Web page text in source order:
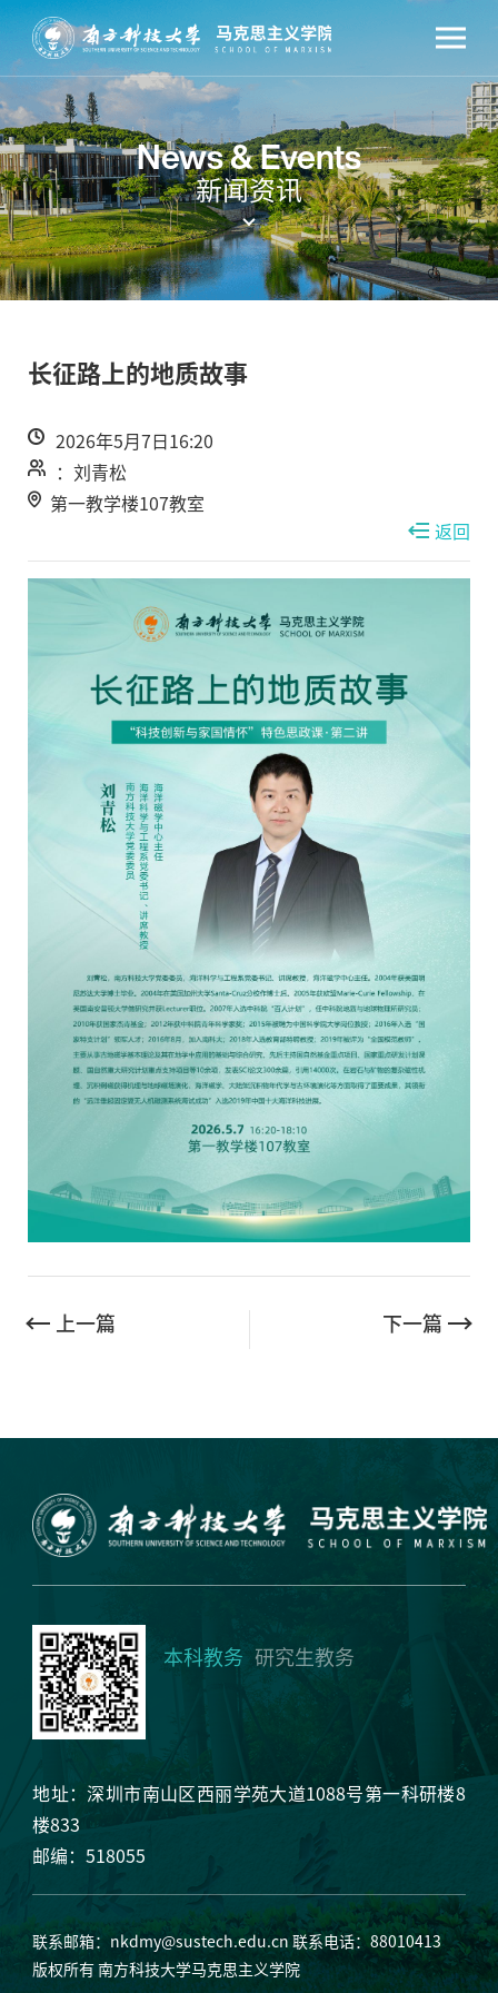
News & Events
新闻资讯
长征路上的地质故事
2026年5月7日16:20
：刘青松
第一教学楼107教室
返回
上一篇 下一篇
本科教务 研究生教务
地址：深圳市南山区西丽学苑大道1088号第一科研楼8
楼833
邮编：518055
联系邮箱： nkdmy@sustech.edu.cn 联系电话：88010413
版权所有 南方科技大学马克思主义学院